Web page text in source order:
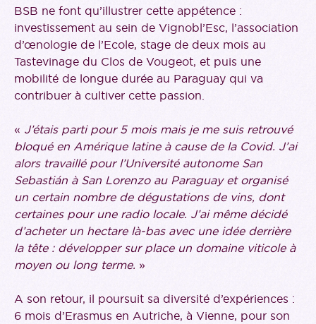
BSB ne font qu’illustrer cette appétence :
investissement au sein de Vignobl’Esc, l’association
d’œnologie de l’Ecole, stage de deux mois au
Tastevinage du Clos de Vougeot, et puis une
mobilité de longue durée au Paraguay qui va
contribuer à cultiver cette passion.
« J’étais parti pour 5 mois mais je me suis retrouvé
bloqué en Amérique latine à cause de la Covid. J’ai
alors travaillé pour l’Université autonome San
Sebastián à San Lorenzo au Paraguay et organisé
un certain nombre de dégustations de vins, dont
certaines pour une radio locale. J’ai même décidé
d’acheter un hectare là-bas avec une idée derrière
la tête : développer sur place un domaine viticole à
moyen ou long terme. »
A son retour, il poursuit sa diversité d’expériences :
6 mois d’Erasmus en Autriche, à Vienne, pour son